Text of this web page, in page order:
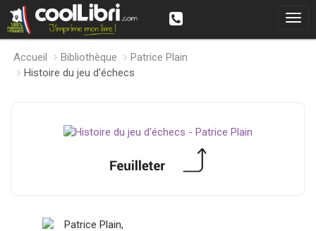
Accueil Bibliothèque
Patrice Plain
Histoire du jeu d'échecs